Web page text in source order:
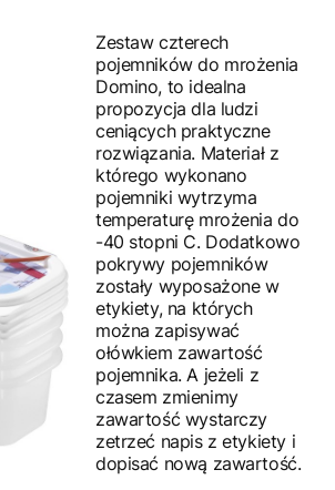
Zestaw czterech
pojemników do mrożenia
Domino, to idealna
propozycja dla ludzi
ceniących praktyczne
rozwiązania. Materiał z
którego wykonano
pojemniki wytrzyma
temperaturę mrożenia do
-40 stopni C. Dodatkowo
pokrywy pojemników
zostały wyposażone w
etykiety, na których
można zapisywać
ołówkiem zawartość
pojemnika. A jeżeli z
czasem zmienimy
zawartość wystarczy
zetrzeć napis z etykiety i
dopisać nową zawartość.